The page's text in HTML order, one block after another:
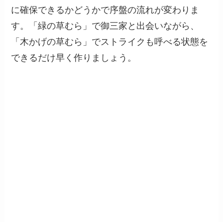
に確保できるかどうかで序盤の流れが変わりま
す。「緑の草むら」で御三家と出会いながら、
「木かげの草むら」でストライクも呼べる状態を
できるだけ早く作りましょう。